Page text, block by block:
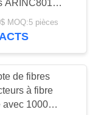
ARINC801
anti-
MOQ:5 pièces
de fibres
à fibre
avec 1000